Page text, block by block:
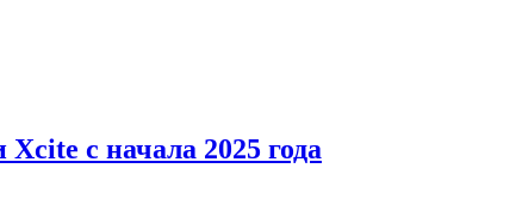
с начала 2025 года